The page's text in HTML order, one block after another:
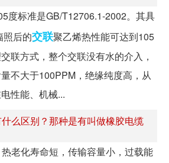
度标准是GB/T12706.1-2002。其具
照后的交联聚乙烯热性能可达到105
联方式，整个交联没有水的介入，
不大于100PPM，绝缘纯度高，从
性能、机械...
么区别？那种是有叫做橡胶电缆
老化寿命短，传输容量小，过载能